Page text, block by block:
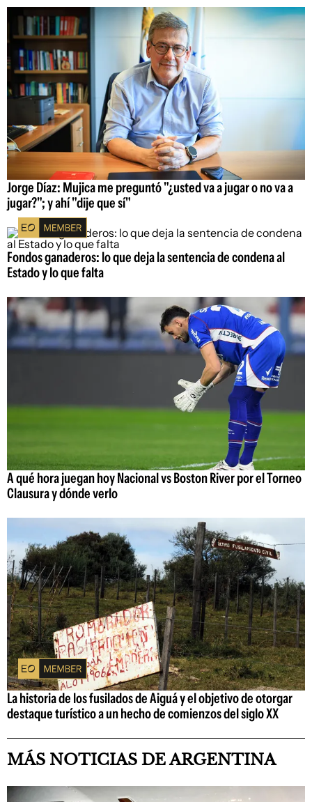
Jorge Díaz: Mujica me preguntó "¿usted va a jugar o no va a
jugar?"; y ahí "dije que sí"
Fondos ganaderos: lo que deja la sentencia de condena al
Estado y lo que falta
A qué hora juegan hoy Nacional vs Boston River por el Torneo
Clausura y dónde verlo
La historia de los fusilados de Aiguá y el objetivo de otorgar
destaque turístico a un hecho de comienzos del siglo XX
MÁS NOTICIAS DE ARGENTINA